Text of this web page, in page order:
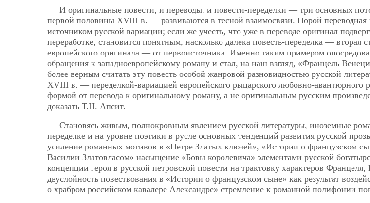
И оригинальные повести, и переводы, и повести-переделки — три основных
первой половины XVIII в. — развиваются в тесной взаимосвязи. Порой переводная
источником русской вариации; если же учесть, что уже в переводе оригинал
переработке, становится понятным, насколько далека повесть-переделка — вторая
европейского оригинала — от первоисточника. Именно таким примером
обращения к западноевропейскому роману и стал, на наш взгляд, «Францель
более верным считать эту повесть особой жанровой разновидностью русской
XVIII в. — переделкой-вариацией европейского рыцарского любовно-авантюрного
формой от перевода к оригинальному роману, а не оригинальным русским
доказать Т.Н. Апсит.
Становясь живым, полнокровным явлением русской литературы, иноземные
переделке и на уровне поэтики в русле основных тенденций развития русской
усиление романных мотивов в «Петре Златых ключей», «Истории о французском
Василии Златовласом» насыщение «Бовы королевича» элементами русской
концепции героя в русской петровской повести на трактовку характеров
двуслойность повествования в «Истории о французском сыне» как результат
о храбром российском кавалере Александре» стремление к романной полифонии